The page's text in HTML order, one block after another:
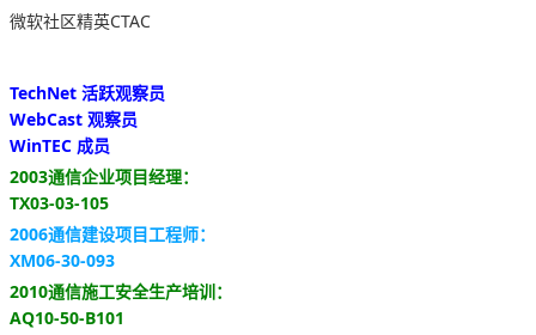
微软社区精英CTAC
TechNet 活跃观察员
WebCast 观察员
WinTEC 成员
2003通信企业项目经理：
TX03-03-105
2006通信建设项目工程师：
XM06-30-093
2010通信施工安全生产培训：
AQ10-50-B101